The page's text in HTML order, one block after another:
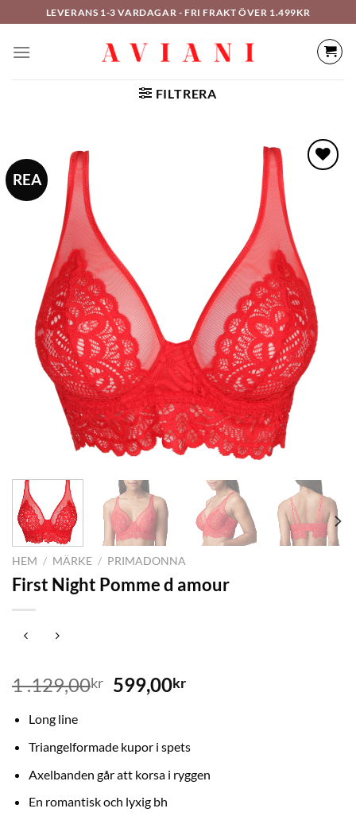
till
innehåll
LEVERANS 1-3 VARDAGAR - FRI FRAKT ÖVER 1.499KR
FILTRERA
REA
LÄGG TILL I
ÖNSKELISTAN
HEM / MÄRKE / PRIMADONNA
First Night Pomme d amour
1 .129,00kr Det
ursprungliga
var:
.129,00kr.
599,00krDet
är:
Long line
Triangelformade kupor i spets
Axelbanden går att korsa i ryggen
En romantisk och lyxig bh